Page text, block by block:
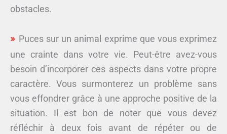
obstacles.
Puces sur un animal exprime que vous exprimez
une crainte dans votre vie. Peut-être avez-vous
besoin d’incorporer ces aspects dans votre propre
caractère. Vous surmonterez un problème sans
vous effondrer grâce à une approche positive de la
situation. Il est bon de noter que vous devez
réfléchir à deux fois avant de répéter ou de